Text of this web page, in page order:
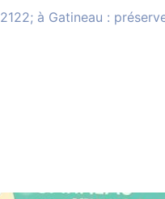
à Gatineau :